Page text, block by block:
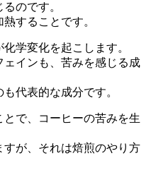
のです。
することです。
学変化を起こします。
インも、苦みを感じる成
代表的な成分です。
で、コーヒーの苦みを生
が、それは焙煎のやり方